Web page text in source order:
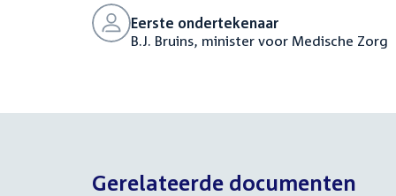
Eerste ondertekenaar
B.J. Bruins, minister voor Medische Zorg
Gerelateerde documenten